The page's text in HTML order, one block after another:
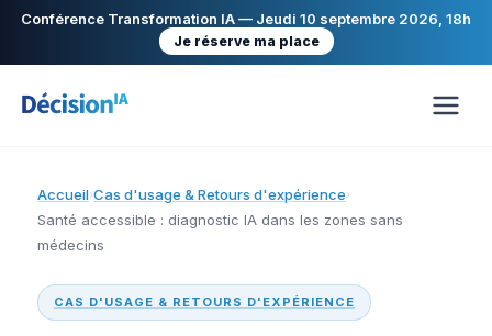
Conférence Transformation IA — Jeudi 10 septembre 2026, 18h
Je réserve ma place
Accueil›Cas d'usage & Retours d'expérience›
Santé accessible : diagnostic IA dans les zones sans
médecins
CAS D'USAGE & RETOURS D'EXPÉRIENCE